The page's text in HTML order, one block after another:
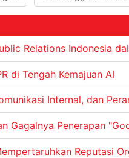
Relations Indonesia
di Tengah Kemajuan AI
Internal, dan
Gagalnya Penerapan
Reputasi